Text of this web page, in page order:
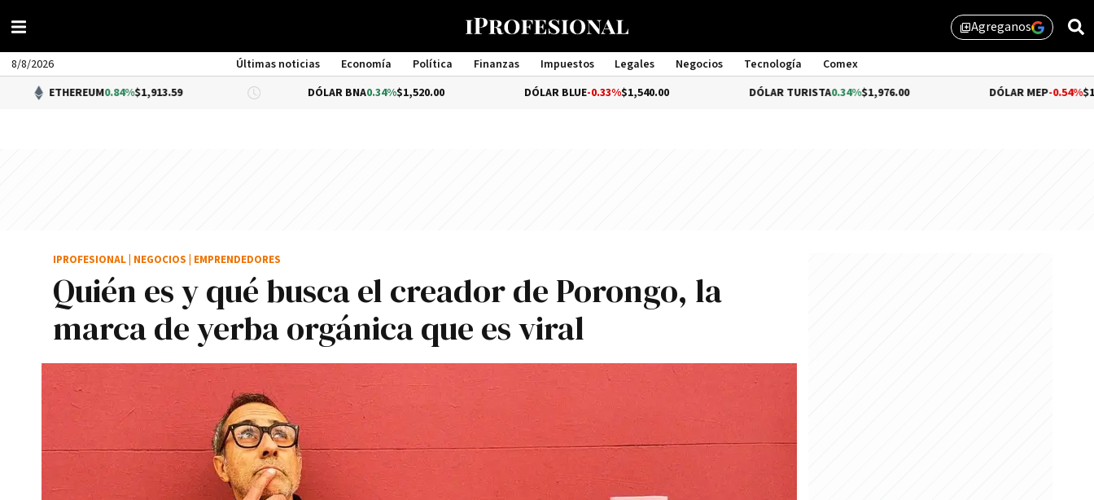
library_addAgreganos
8/8/2026 Últimas noticias Economía Política Finanzas Impuestos Legales Negocios Tecnología
Comex
Management
0.84%$1,913.59 DÓLAR BNA 0.34%$1,520.00 -0.33%$1,540.00 DÓLAR TURISTA0.34%$1,976.00 -0.54%$1,510.79
Quién es y qué busca el creador de Porongo, la
marca de yerba orgánica que es viral
IPROFESIONAL NEGOCIOS EMPRENDEDORES